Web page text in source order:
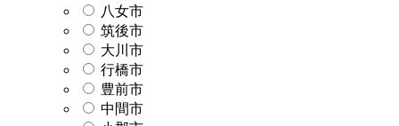
八女市
筑後市
大川市
行橋市
豊前市
中間市